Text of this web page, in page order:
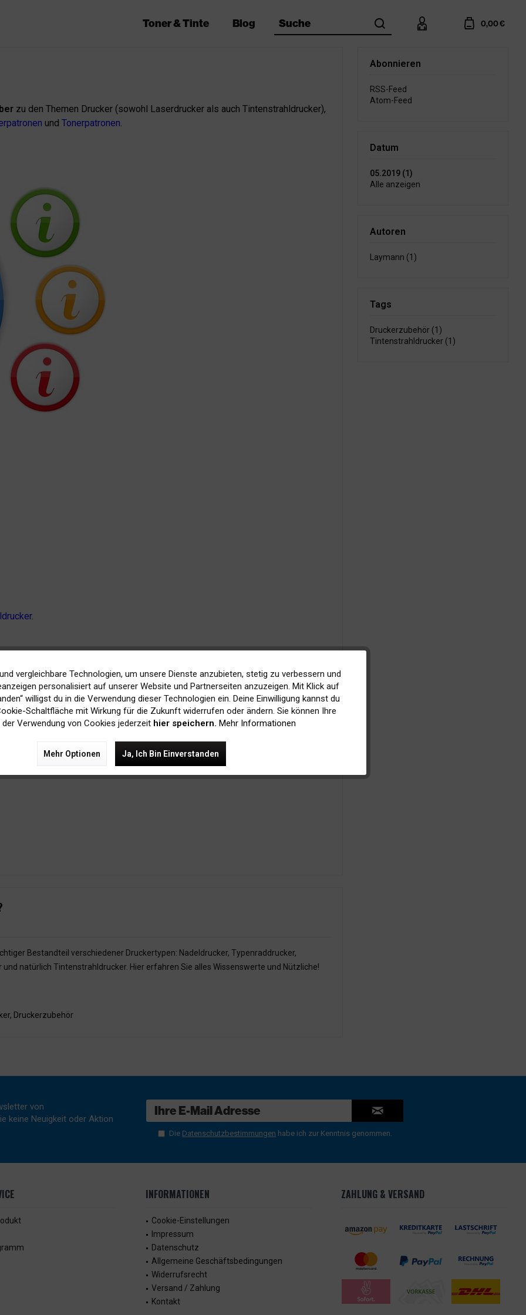
Toner & Tinte Blog Suche search account cart 0,00 €
Abonnieren
RSS-Feed
Atom-Feed
Datum
05.2019 (1)
Alle anzeigen
Autoren
Laymann (1)
Tags
Druckerzubehör (1)
Tintenstrahldrucker (1)
zu den Themen Drucker (sowohl Laserdrucker als auch Tintenstrahldrucker),
undTonerpatronen.
.
selbe Druckqualität liefern.
Lob oder Verbesserungsvorschläge haben, dann zögern Sie nicht uns zu
Nachricht per Email oder auch die Kommentarfunktion hier im Blog zur
Lesen.
Bestandteil verschiedener Druckertypen: Nadeldrucker, Typenraddrucker,
natürlich Tintenstrahldrucker. Hier erfahren Sie alles Wissenswerte und Nützliche!
, Druckerzubehör
von
keine Neuigkeit oder Aktion
Die Datenschutzbestimmungen habe ich zur Kenntnis genommen.
INFORMATIONEN
Cookie-Einstellungen
Impressum
Datenschutz
Allgemeine Geschäftsbedingungen
Widerrufsrecht
Versand / Zahlung
Kontakt
ZAHLUNG & VERSAND
Aktiv
Inaktiv
vergleichbare Technologien, um unsere Dienste anzubieten, stetig zu verbessern und
personalisiert auf unserer Website und Partnerseiten anzuzeigen. Mit Klick auf
willigst du in die Verwendung dieser Technologien ein. Deine Einwilligung kannst du
Schaltfläche mit Wirkung für die Zukunft widerrufen oder ändern. Sie können Ihre
Verwendung von Cookies jederzeit hier speichern. Mehr Informationen
Mehr Optionen Ja, Ich Bin Einverstanden